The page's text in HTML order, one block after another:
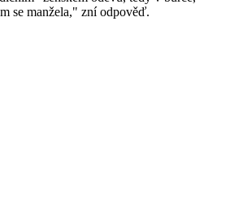
se manžela," zní odpověď.